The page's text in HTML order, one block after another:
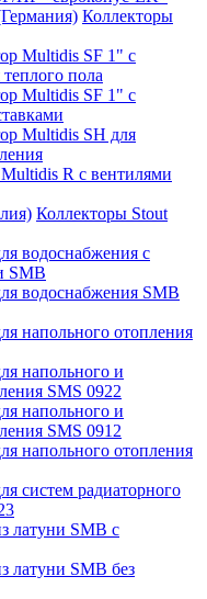
Коллекторы
Multidis SF 1" с
пола
Multidis SF 1" с
Multidis SH для
R с вентилями
Коллекторы Stout
водоснабжения с
SMB
водоснабжения SMB
напольного отопления
напольного и
SMS 0922
напольного и
SMS 0912
напольного отопления
систем радиаторного
латуни SMB с
латуни SMB без